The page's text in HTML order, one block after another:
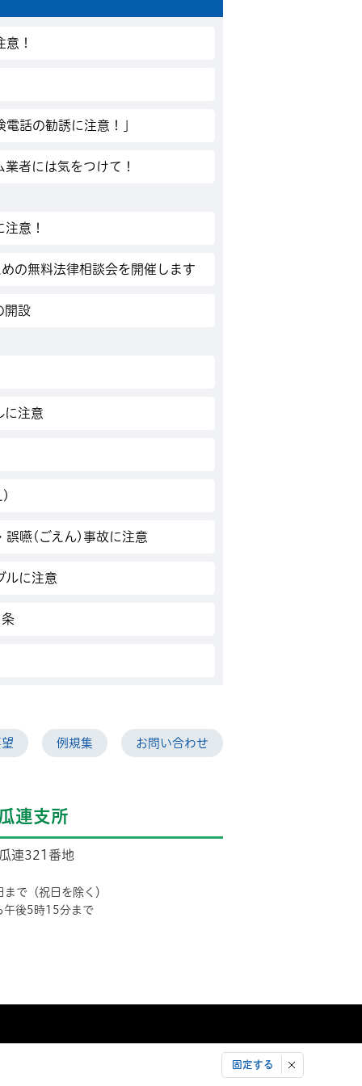
！
話の勧誘に注意！」
者には気をつけて！
意！
の無料法律相談会を開催します
開設
に注意
)
誤嚥(ごえん)事故に注意
ルに注意
例規集 お問い合わせ
連支所
連321番地
で（祝日を除く）
午後5時15分まで
固定する